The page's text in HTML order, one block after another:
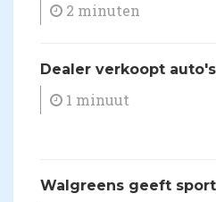
2 minuten
Dealer verkoopt
1 minuut
​Walgreens geeft